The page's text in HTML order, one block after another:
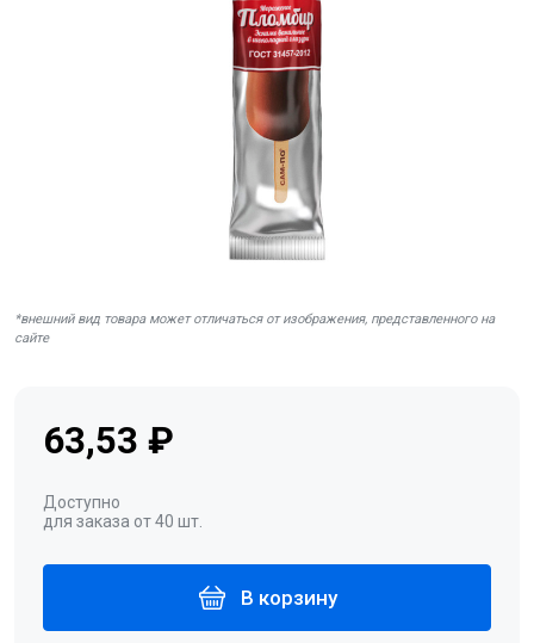
*внешний вид товара может отличаться от изображения, представленного на
сайте
63,53 ₽
Доступно
для заказа от 40 шт.
В корзину